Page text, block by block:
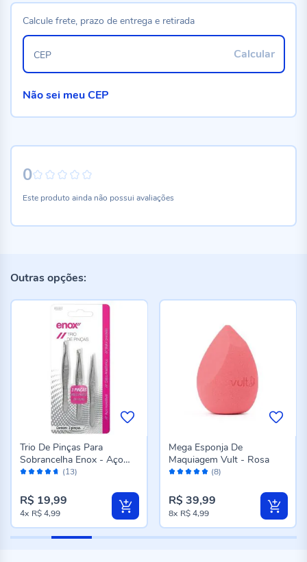
0
Este produto ainda não possui avaliações
Calcule frete, prazo de entrega e retirada
Calcular
CEP
Não sei meu CEP
Outras opções:
Avaliação: (13)
Trio De Pinças Para
Sobrancelha Enox - Aço
Inox
R$ 19,99
4x R$ 4,99
Avaliação: (8)
Mega Esponja De
Maquiagem Vult - Rosa
R$ 39,99
8x R$ 4,99